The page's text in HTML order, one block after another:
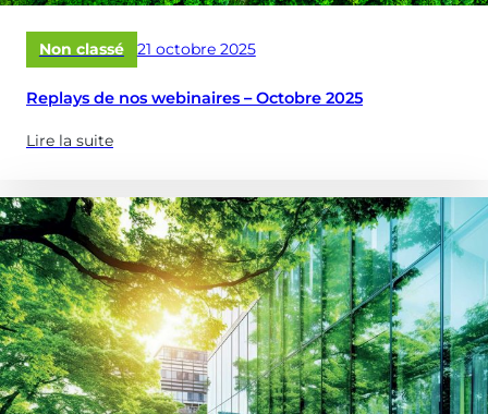
vos
réservoirs
d’eau
?)
Non classé
Publié
le
21 octobre 2025
Replays de nos webinaires – Octobre 2025
Lire la suite
(à
de
:
Replays
de
nos
webinaires
–
Octobre
2025)